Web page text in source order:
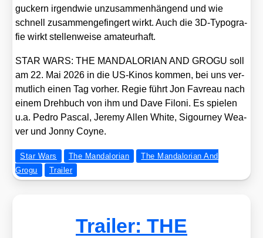
gu­ckern irgend­wie unzu­sam­men­hän­gend und wie
schnell zusam­men­ge­fin­gert wirkt. Auch die 3D-Typo­gra­
fie wirkt stel­len­wei­se ama­teur­haft.
STAR WARS: THE MANDALORIAN AND GROGU soll
am 22. Mai 2026 in die US-Kinos kom­men, bei uns ver­
mut­lich einen Tag vor­her. Regie führt Jon Fav­reau nach
einem Dreh­buch von ihm und Dave Filoni. Es spie­len
u.a. Pedro Pas­cal, Jere­my Allen White, Sigour­ney Wea­
ver und Jon­ny Coy­ne.
Star Wars The Mandalorian
The Mandalorian And
Grogu
Trailer
Trailer: THE